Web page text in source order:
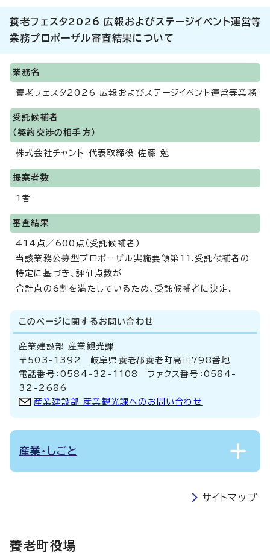
養老フェスタ2026 広報およびステージイベント運営等
業務プロポーザル審査結果について
業務名
養老フェスタ2026 広報およびステージイベント運営等業務
受託候補者
（契約交渉の相手方）
株式会社チャント 代表取締役 佐藤 勉
提案者数
1者
審査結果
414点／600点（受託候補者）
当該業務公募型プロポーザル実施要領第11.受託候補者の
特定に基づき、評価点数が
合計点の6割を満たしているため、受託候補者に決定。
このページに関する お問い合わせ
産業建設部 産業観光課
〒503-1392 岐阜県養老郡養老町高田798番地
電話番号：0584-32-1108 ファクス番号：0584-
32-2686
産業建設部 産業観光課へのお問い合わせ
産業・しごと
サイトマップ
養老町役場